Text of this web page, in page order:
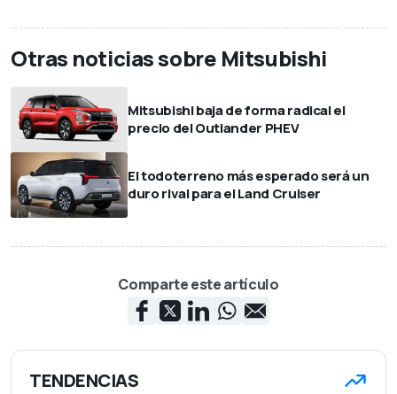
Otras noticias sobre Mitsubishi
Mitsubishi baja de forma radical el
precio del Outlander PHEV
El todoterreno más esperado será un
duro rival para el Land Cruiser
Comparte este artículo
TENDENCIAS